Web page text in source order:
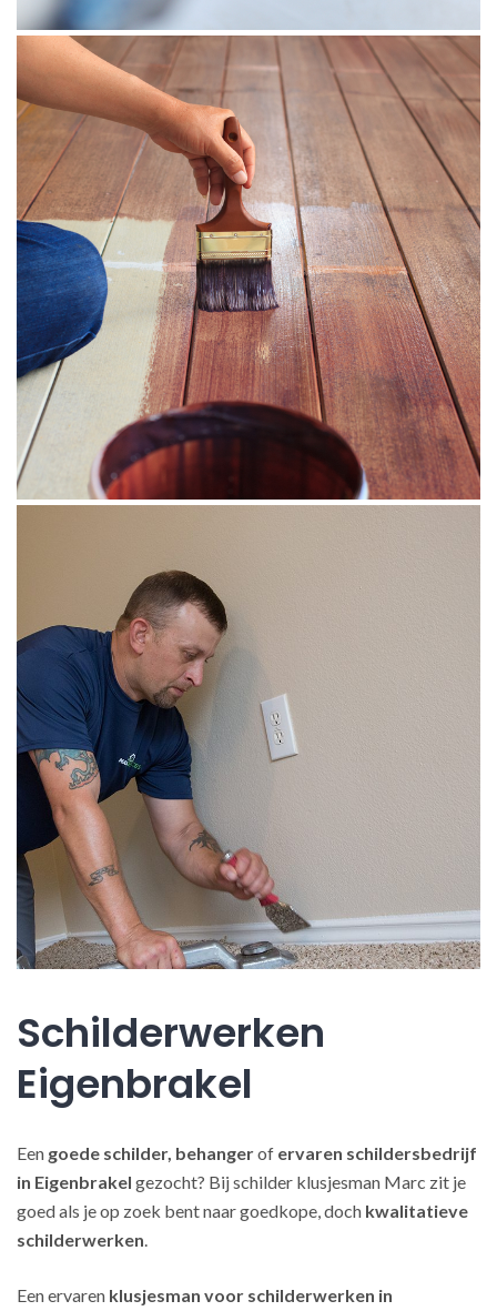
Schilderwerken
Eigenbrakel
Een goede schilder, behangerof ervaren schildersbedrijf
in Eigenbrakel gezocht? Bij schilder klusjesman Marc zit je
goed als je op zoek bent naar goedkope, doch kwalitatieve
schilderwerken.
Een ervaren klusjesman voor schilderwerken in